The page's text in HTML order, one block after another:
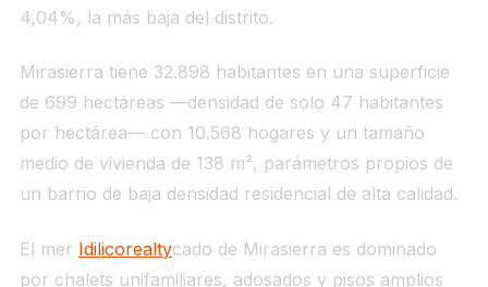
4,04%, la más baja del distrito.
Mirasierra tiene 32.898 habitantes en una superficie
de 699 hectáreas —densidad de solo 47 habitantes
por hectárea— con 10.568 hogares y un tamaño
medio de vivienda de 138 m², parámetros propios de
un barrio de baja densidad residencial de alta calidad.
El mer Idilicorealtycado de Mirasierra es dominado
por chalets unifamiliares, adosados y pisos amplios